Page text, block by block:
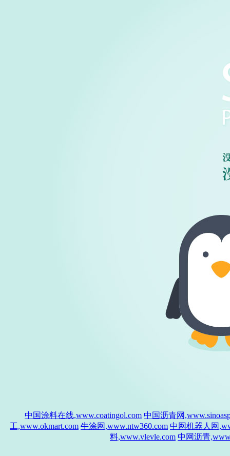
中国涂料在线,www.coatingol.com 中国沥青网
工,www.okmart.com 牛涂网,www.ntw360.com 中网机器人网
料,www.vlevle.com 中网沥青